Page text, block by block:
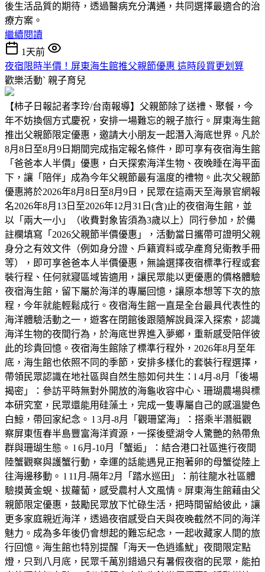
後生活品質的期待，透過醫病充分溝通，共同選擇最適合的治
療方案。
繼續閱讀
1天前
夜宿限時半價！屏東海生館推父親節優惠 這時段買更划算
歡樂活動ˋ 親子育兒
【柿子日報記者李玲/台南報導】父親節除了送禮、聚餐，今
年不妨換個方式慶祝，安排一場難忘的親子旅行。屏東海生館
推出父親節限定優惠，邀請大小朋友一起潛入海底世界。凡於
8月8日至8月9日期間完成指定報名條件，即可享有夜宿海生館
「爸爸本人半價」優惠，白天探索海洋生物、夜晚睡在海平面
下，讓「陪伴」成為今年父親節最有溫度的禮物。此次父親節
優惠將於2026年8月8日至8月9日，民眾在這兩天至海景官網報
名2026年8月13日至2026年12月31日(含)止的夜宿海生館，並
以「兩大一小」（收費對象皆須為3歲以上）同行參加，於備
註欄填寫「2026父親節半價優惠」，活動當日攜帶可證明父親
身分之有效文件（例如身分證、戶籍資料或孕產育兒衛教手冊
等），即可享爸爸本人半價優惠，無論選擇夜宿標準行程或套
裝行程、任何就寢區域皆適用，讓民眾能以更優惠的價格體驗
夜宿海生館，留下屬於海洋的專屬回憶，讓原本想等下次的旅
程，今年就能輕鬆成行。夜宿海生館一直是全台最具代表性的
海洋體驗活動之一，遊客在閉館後跟隨解說員深入探索，認識
海洋生物的夜間行為，於海底世界進入夢鄉，重新感受陪伴彼
此的珍貴回憶。夜宿海生館除了標準行程外，2026年8月至年
底，海生館也依照不同的季節，安排多樣化的套裝行程選擇，
帶領民眾認識在地社區與自然生態如何共生：l 4月-8月「後場
揭密」：參訪平時無對外開放的海龜收容中心、珊瑚農場與標
本研究室，民眾還能用硅藻土，完成一隻專屬自己的感溫變色
白鯨，帶回家紀念。 l 3月-8月「觀珊望海」：搭乘半潛艇觀
察屏東恆春半島豐富海洋資源，一探後壁湖令人驚艷的熱帶魚
群與珊瑚生態。 l 6月-10月「蟹逅」：結合港口社區進行夜間
陸蟹觀察與護蟹行動，幸運的話能遇見正抱著卵的母蟹從陸上
往海邊移動。 l 11月-隔年2月「踏水巡田」：前往龍水社區體
驗摸黃金蜆、拔蘿蔔，感受農村人文風情。屏東海生館藉由父
親節限定優惠，鼓勵民眾放下忙碌生活，把時間留給彼此，讓
更多家庭親近海洋，透過夜宿感受白天與夜晚截然不同的海洋
魅力。成為多年後仍會想起的難忘紀念，一起收藏家人間的旅
行回憶。海生館也特別提醒「海天一色逍遙魷」夜間限定點
燈，只到八月底，民眾千萬別錯過只有暑假夜宿的民眾，能拍